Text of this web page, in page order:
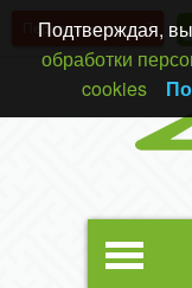
Перезвонить вам?
Подтверждая,
обработки
cookies